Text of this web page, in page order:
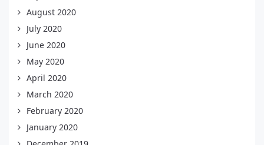
August 2020
July 2020
June 2020
May 2020
April 2020
March 2020
February 2020
January 2020